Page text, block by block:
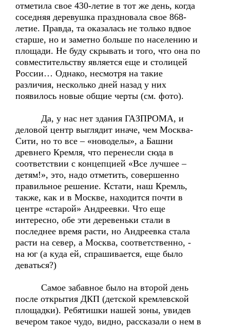
отметила свое 430-летие в тот же день, когда
соседняя деревушка праздновала свое 868-
летие. Правда, та оказалась не только вдвое
старше, но и заметно больше по населению и
площади. Не буду скрывать и того, что она по
совместительству является еще и столицей
России… Однако, несмотря на такие
различия, несколько дней назад у них
появилось новые общие черты (см. фото).
Да, у нас нет здания ГАЗПРОМА, и
деловой центр выглядит иначе, чем Москва-
Сити, но то все – «новоделы», а Башни
древнего Кремля, что перенесли сюда в
соответствии с концепцией «Все лучшее –
детям!», это, надо отметить, совершенно
правильное решение. Кстати, наш Кремль,
также, как и в Москве, находится почти в
центре «старой» Андреевки. Что еще
интересно, обе эти деревеньки стали в
последнее время расти, но Андреевка стала
расти на север, а Москва, соответственно, -
на юг (а куда ей, спрашивается, еще было
деваться?)
Самое забавное было на второй день
после открытия ДКП (детской кремлевской
площадки). Ребятишки нашей зоны, увидев
вечером такое чудо, видно, рассказали о нем в